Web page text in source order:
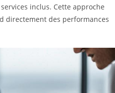
inclus. Cette approche
directement des performances